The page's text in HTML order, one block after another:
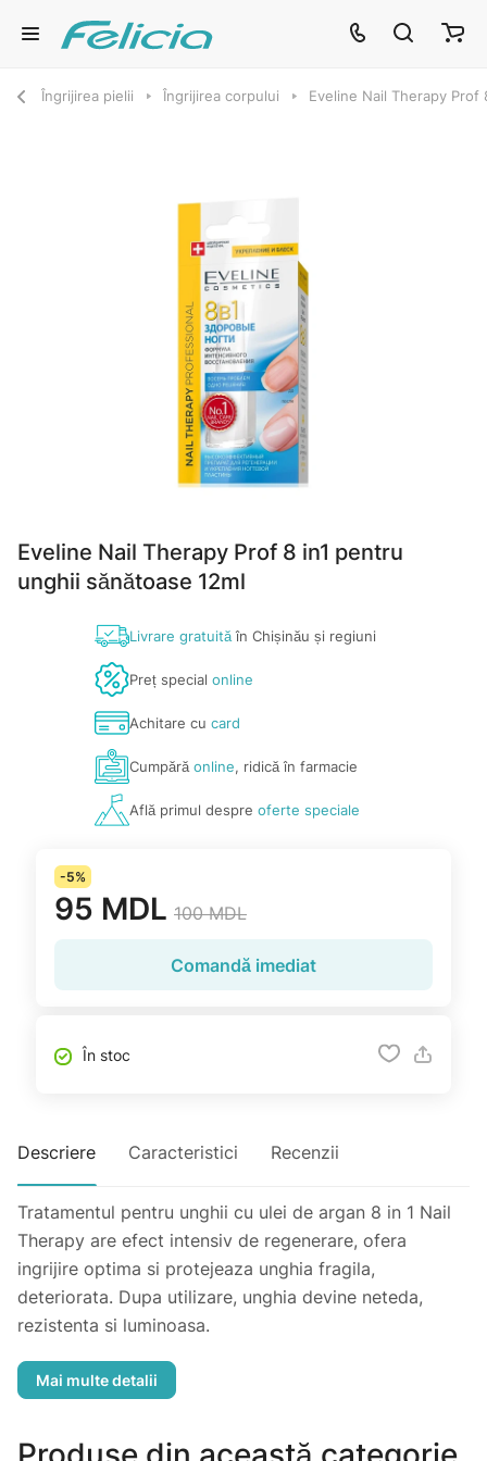
Îngrijirea pielii Îngrijirea corpului Eveline Nail Therapy Prof
Eveline Nail Therapy Prof 8 in1 pentru
unghii sănătoase 12ml
Livrare gratuităîn Chișinău și regiuni
Preț special online
Achitare cu card
Cumpărăonline, ridică în farmacie
Află primul despre oferte speciale
-5%
95 MDL 100 MDL
Comandă imediat
În stoc
Descriere Caracteristici Recenzii
Tratamentul pentru unghii cu ulei de argan 8 in 1 Nail
Therapy are efect intensiv de regenerare, ofera
ingrijire optima si protejeaza unghia fragila,
deteriorata. Dupa utilizare, unghia devine neteda,
rezistenta si luminoasa.
Proprietati:
- Combinatia echilibrata de uleiuri naturale si vitamine